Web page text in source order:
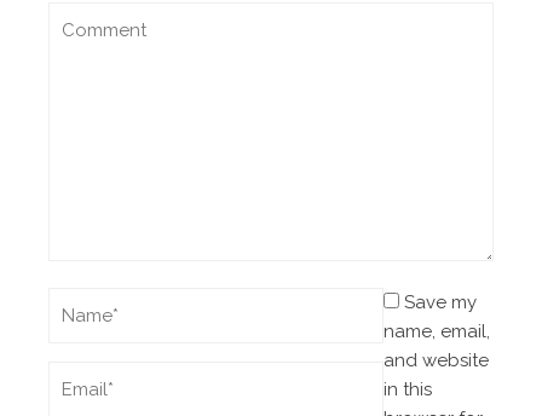
Save my
name, email,
and website
in this